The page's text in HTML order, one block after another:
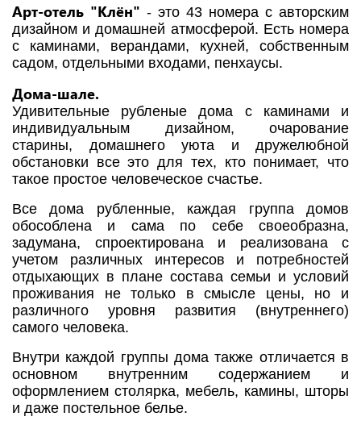
Арт-отель "Клён" - это 43 номера с авторским
дизайном и домашней атмосферой. Есть номера
с каминами, верандами, кухней, собственным
садом, отдельными входами, пенхаусы.
Дома-шале.
Удивительные рубленые дома с каминами и
индивидуальным дизайном, очарование
старины, домашнего уюта и дружелюбной
обстановки все это для тех, кто понимает, что
такое простое человеческое счастье.
Все дома рубленные, каждая группа домов
обособлена и сама по себе своеобразна,
задумана, спроектирована и реализована с
учетом различных интересов и потребностей
отдыхающих в плане состава семьи и условий
проживания не только в смысле цены, но и
различного уровня развития (внутреннего)
самого человека.
Внутри каждой группы дома также отличается в
основном внутренним содержанием и
оформлением столярка, мебель, камины, шторы
и даже постельное белье.